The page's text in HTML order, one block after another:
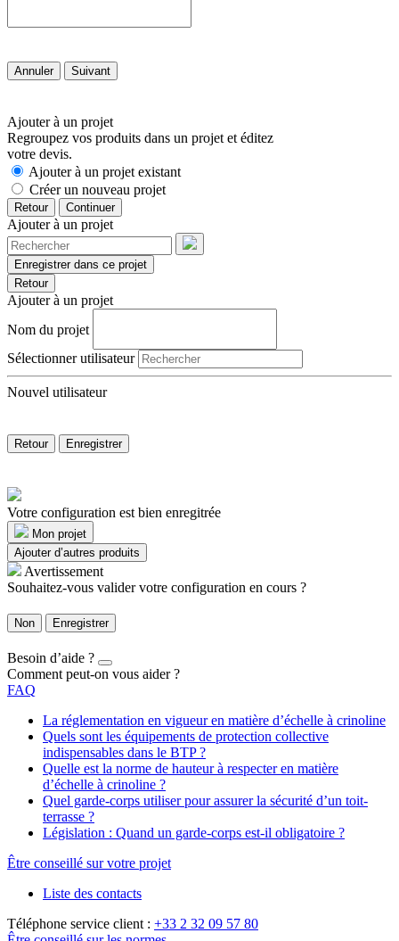
Annuler Suivant
Ajouter à un projet
Regroupez vos produits dans un projet et éditez
votre devis.
Ajouter à un projet existant
Créer un nouveau projet
Retour Continuer
Ajouter à un projet
Enregistrer dans ce projet
Retour
Ajouter à un projet
Nom du projet
Sélectionner utilisateur
Nouvel utilisateur
Retour Enregistrer
Votre configuration est bien enregitrée
Mon projet
Ajouter d’autres produits
Avertissement
Souhaitez-vous valider votre configuration en cours ?
Non Enregistrer
Besoin d’aide ?
Comment peut-on vous aider ?
FAQ
La réglementation en vigueur en matière d’échelle à crinoline
Quels sont les équipements de protection collective
indispensables dans le BTP ?
Quelle est la norme de hauteur à respecter en matière
d’échelle à crinoline ?
Quel garde-corps utiliser pour assurer la sécurité d’un toit-
terrasse ?
Législation : Quand un garde-corps est-il obligatoire ?
Être conseillé sur votre projet
Liste des contacts
Téléphone service client : +33 2 32 09 57 80